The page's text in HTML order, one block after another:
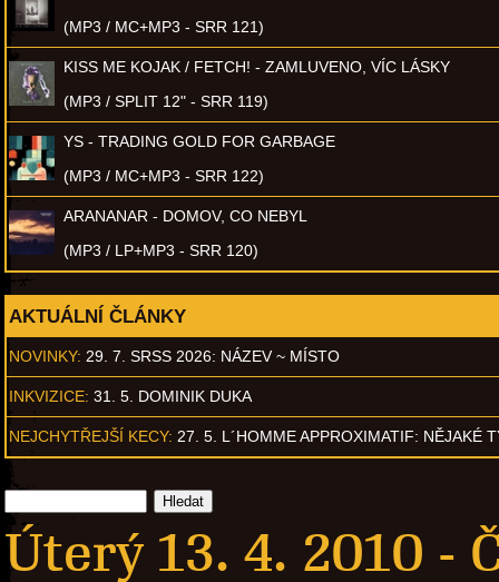
(MP3 / MC+MP3 - SRR 121)
KISS ME KOJAK / FETCH! - ZAMLUVENO, VÍC LÁSKY
(MP3 / SPLIT 12" - SRR 119)
YS - TRADING GOLD FOR GARBAGE
(MP3 / MC+MP3 - SRR 122)
ARANANAR - DOMOV, CO NEBYL
(MP3 / LP+MP3 - SRR 120)
AKTUÁLNÍ ČLÁNKY
NOVINKY: 29. 7. SRSS 2026: NÁZEV ~ MÍSTO
INKVIZICE: 31. 5. DOMINIK DUKA
NEJCHYTŘEJŠÍ KECY: 27. 5. L´HOMME APPROXIMATIF: NĚJAKÉ
Úterý 13. 4. 2010 -